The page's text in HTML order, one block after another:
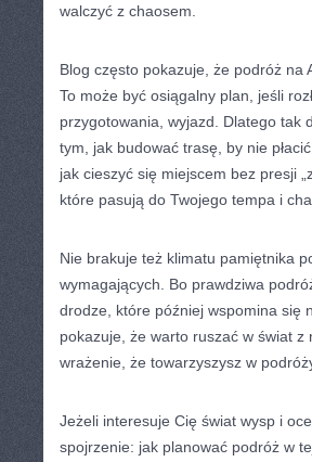
walczyć z chaosem.
Blog często pokazuje, że podróż na
To może być osiągalny plan, jeśli
przygotowania, wyjazd. Dlatego tak
tym, jak budować trasę, by nie
jak cieszyć się miejscem bez presji
które pasują do Twojego tempa i
Nie brakuje też klimatu pamiętnika
wymagających. Bo prawdziwa
drodze, które później wspomina się
pokazuje, że warto ruszać w świat
wrażenie, że towarzyszysz w
Jeżeli interesuje Cię świat wysp i
spojrzenie: jak planować podróż w